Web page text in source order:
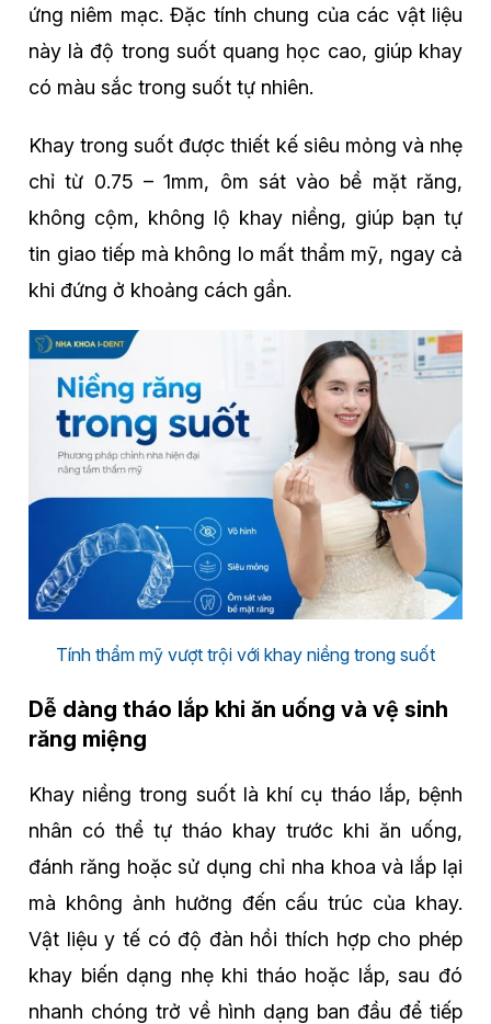
ứng niêm mạc. Đặc tính chung của các vật liệu
này là độ trong suốt quang học cao, giúp khay
có màu sắc trong suốt tự nhiên.
Khay trong suốt được thiết kế siêu mỏng và nhẹ
chỉ từ 0.75 – 1mm, ôm sát vào bề mặt răng,
không cộm, không lộ khay niềng, giúp bạn tự
tin giao tiếp mà không lo mất thẩm mỹ, ngay cả
khi đứng ở khoảng cách gần.
Tính thẩm mỹ vượt trội với khay niềng trong suốt
Dễ dàng tháo lắp khi ăn uống và vệ sinh
răng miệng
Khay niềng trong suốt là khí cụ tháo lắp, bệnh
nhân có thể tự tháo khay trước khi ăn uống,
đánh răng hoặc sử dụng chỉ nha khoa và lắp lại
mà không ảnh hưởng đến cấu trúc của khay.
Vật liệu y tế có độ đàn hồi thích hợp cho phép
khay biến dạng nhẹ khi tháo hoặc lắp, sau đó
nhanh chóng trở về hình dạng ban đầu để tiếp